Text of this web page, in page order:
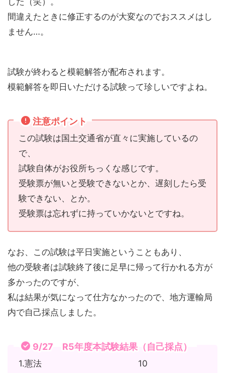
間違えたときに修正するのが大変なのでおススメはし
ません…。
試験が終わると模範解答が配布されます。
模範解答を即日いただける試験って珍しいですよね。
注意ポイント
この試験は国土交通省が直々に実施しているの
で、
試験自体がお役所ちっくな感じです。
受験票が無いと受験できないとか、遅刻したら受
験できない、とか。
受験票は忘れずに持っていかないとですね。
なお、この試験は平日実施ということもあり、
他の受験者は試験終了後に足早に帰って行かれる方が
多かったのですが、
私は結果が気になって仕方なかったので、地方運輸局
内で自己採点しました。
9/27 R5年度本試験結果（自己採点）
1.憲法 10